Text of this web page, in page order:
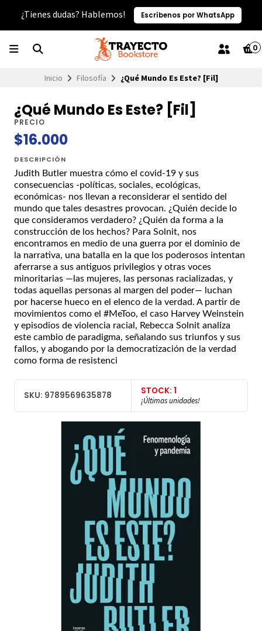
¿Tienes dudas? Hablemos! Escríbenos por WhatsApp
0
Inicio Filosofía ¿Qué Mundo Es Este? [Fil]
¿Qué Mundo Es Este? [Fil]
PRECIO
$16.000
DESCRIPCIÓN
Judith Butler muestra cómo el covid-19 y sus
consecuencias -políticas, sociales, ecológicas,
económicas- nos llevan a reconsiderar el sentido del
mundo que tales desastres provocan. ¿Quién decide lo
que consideramos verdadero? ¿Quién da forma a la
construcción de los hechos? Para Solnit, nos
encontramos en medio de una guerra por el dominio de
la narrativa, una batalla en la que los poderosos intentan
aferrarse a sus antiguos privilegios y otras voces
minoritarias —las mujeres, las personas racializadas, y
todas aquellas personas al margen del poder— luchan
por hacerse hueco en el elenco de la verdad. A partir de
movimientos como el #MeToo, el caso Harvey Weinstein
y episodios de violencia racial, Rebecca Solnit analiza
este cambio de paradigma, señalando sus triunfos y sus
fallos, y abogando por la democratización de la verdad
como forma de resistenci
SKU: 9789569635878 STOCK: 1
¡Últimas unidades!